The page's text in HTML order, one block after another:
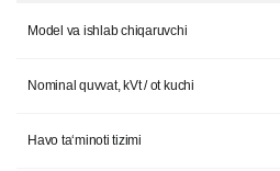
Model va ishlab chiqaruvchi
Nominal quvvat, kVt / ot kuchi
Havo ta‘minoti tizimi